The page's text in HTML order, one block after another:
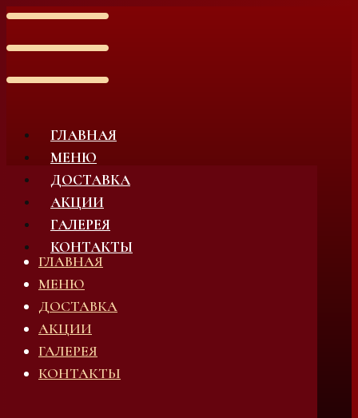
ГЛАВНАЯ
МЕНЮ
ДОСТАВКА
АКЦИИ
ГАЛЕРЕЯ
КОНТАКТЫ
ГЛАВНАЯ
МЕНЮ
ДОСТАВКА
АКЦИИ
ГАЛЕРЕЯ
КОНТАКТЫ